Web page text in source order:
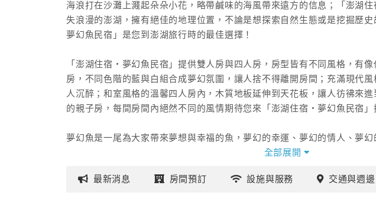
海浪打在沙灘上濺起朵朵小花，略帶鹹味的海風帶來遠方的信息；「澎湖
失浪漫的澎湖，擁有絕佳的地理位置，不論是想探索自然生態或是挖掘歷
夢幻魚民宿」是您到澎湖旅行時的最佳選擇！
「澎湖住宿‧夢幻魚民宿」提供雙人房與四人房，房型皆有不同風格，有
房，不同色階的藍與白組合成夢幻氛圍，讓人捨不得離開房間；充滿現代
人沉醉；和室風格的溫馨四人房內，木質地板延伸到天花板，讓人彷彿來
的親子房，每間房間內絕然不同的風情期待您來「澎湖住宿‧夢幻魚民宿」
夢幻魚是一尾為大家帶來夢想與幸福的魚，夢幻的幸運、夢幻的情人、夢
宿」希望旅人們在渡假期間能夠更靠近夢想與幸福，「澎湖住宿‧夢幻魚民
全部展開
最新消息 房間預訂 設施與服務 交通與週邊